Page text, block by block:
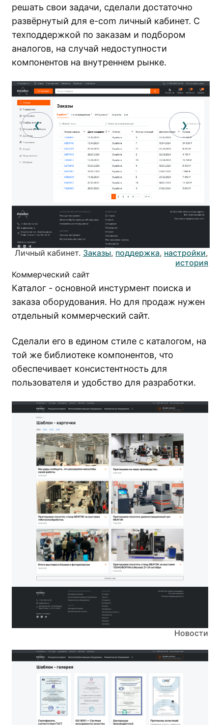
решать свои задачи, сделали достаточно
развёрнутый для e-com личный кабинет. С
техподдержкой по заказам и подбором
аналогов, на случай недоступности
компонентов на внутреннем рынке.
❮ ❯
Личный кабинет. Заказы, поддержка, настройки,
история
Коммерческий сайт
Каталог - основной инстурмент поиска и
заказа оборудования. Но для продаж нужен
отдельный коммерческий сайт.
Сделали его в едином стиле с каталогом, на
той же библиотеке компонентов, что
обеспечивает консистентность для
пользователя и удобство для разработки.
Новости